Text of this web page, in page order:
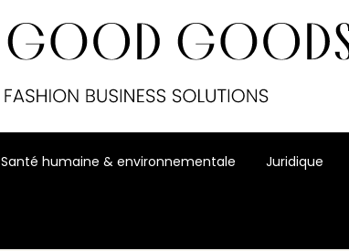
Santé humaine & environnementale Juridique